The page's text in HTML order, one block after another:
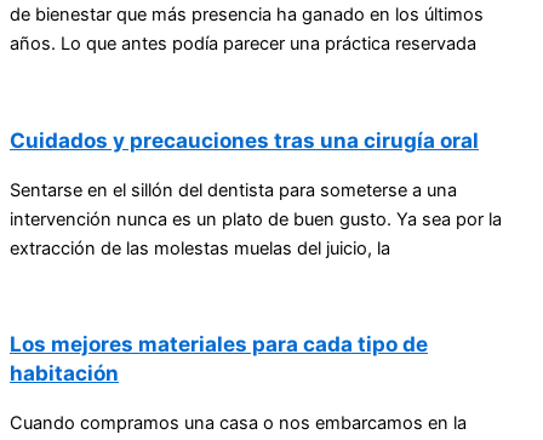
de bienestar que más presencia ha ganado en los últimos
años. Lo que antes podía parecer una práctica reservada
Cuidados y precauciones tras una cirugía oral
Sentarse en el sillón del dentista para someterse a una
intervención nunca es un plato de buen gusto. Ya sea por la
extracción de las molestas muelas del juicio, la
Los mejores materiales para cada tipo de
habitación
Cuando compramos una casa o nos embarcamos en la